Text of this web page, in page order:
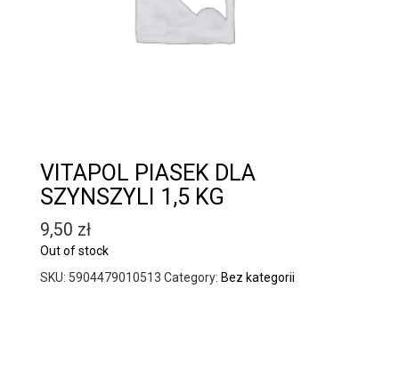
VITAPOL PIASEK DLA
SZYNSZYLI 1,5 KG
9,50 zł
Out of stock
SKU: 5904479010513 Category: Bez kategorii